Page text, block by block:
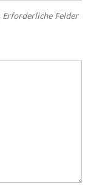
Erforderliche Felder